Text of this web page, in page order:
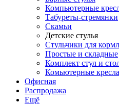
Компьютерные
Табуреты-стремянки
Скамьи
Детские стулья
Стульчики для
Простые и складные
Комплект стул и
Комьютерные кресла
Офисная
Распродажа
Eщё